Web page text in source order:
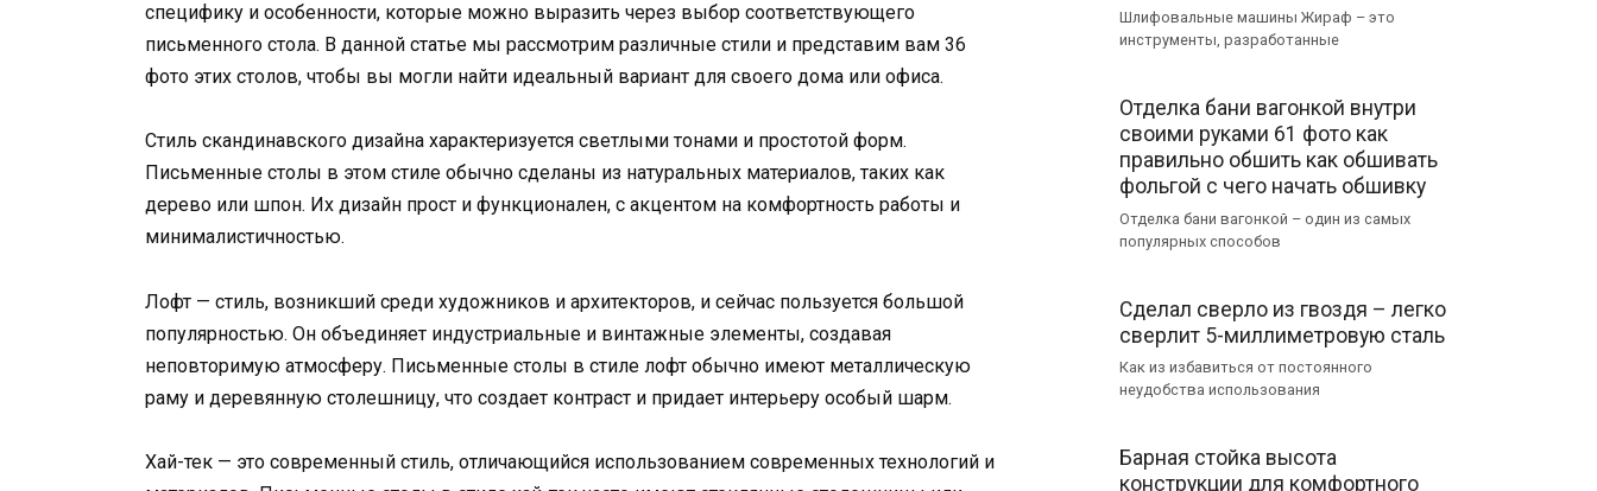
специфику и особенности, которые можно выразить через выбор соответствующего
письменного стола. В данной статье мы рассмотрим различные стили и представим вам 36
фото этих столов, чтобы вы могли найти идеальный вариант для своего дома или офиса.
Стиль скандинавского дизайна характеризуется светлыми тонами и простотой форм.
Письменные столы в этом стиле обычно сделаны из натуральных материалов, таких как
дерево или шпон. Их дизайн прост и функционален, с акцентом на комфортность работы и
минималистичностью.
Лофт — стиль, возникший среди художников и архитекторов, и сейчас пользуется большой
популярностью. Он объединяет индустриальные и винтажные элементы, создавая
неповторимую атмосферу. Письменные столы в стиле лофт обычно имеют металлическую
раму и деревянную столешницу, что создает контраст и придает интерьеру особый шарм.
Хай-тек — это современный стиль, отличающийся использованием современных технологий и
Шлифовальные машины Жираф – это
инструменты, разработанные
Отделка бани вагонкой внутри
своими руками 61 фото как
правильно обшить как обшивать
фольгой с чего начать обшивку
Отделка бани вагонкой – один из самых
популярных способов
Сделал сверло из гвоздя – легко
сверлит 5-миллиметровую сталь
Как из избавиться от постоянного
неудобства использования
Барная стойка высота
конструкции для комфортного